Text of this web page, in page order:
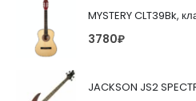
MYSTERY CLT39Bk,
3780₽